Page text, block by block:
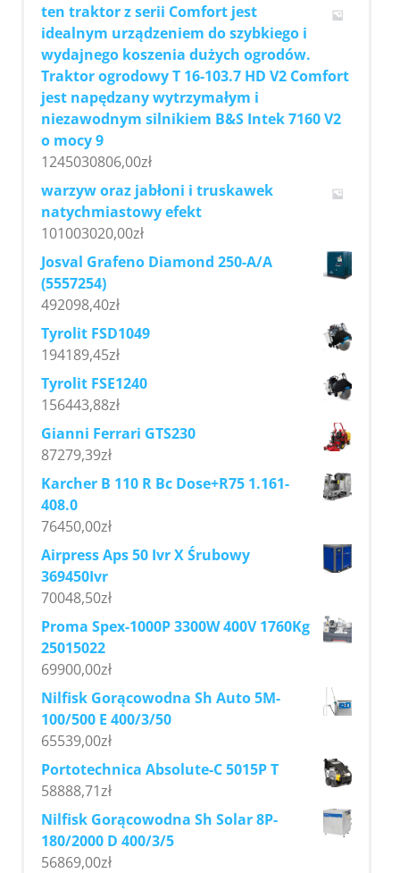
ten traktor z serii Comfort jest
idealnym urządzeniem do szybkiego i
wydajnego koszenia dużych ogrodów.
Traktor ogrodowy T 16-103.7 HD V2 Comfort
jest napędzany wytrzymałym i
niezawodnym silnikiem B&S Intek 7160 V2
o mocy 9
1245030806,00zł
warzyw oraz jabłoni i truskawek
natychmiastowy efekt
101003020,00zł
Josval Grafeno Diamond 250-A/A
(5557254)
492098,40zł
Tyrolit FSD1049
194189,45zł
Tyrolit FSE1240
156443,88zł
Gianni Ferrari GTS230
87279,39zł
Karcher B 110 R Bc Dose+R75 1.161-
408.0
76450,00zł
Airpress Aps 50 Ivr X Śrubowy
369450Ivr
70048,50zł
Proma Spex-1000P 3300W 400V 1760Kg
25015022
69900,00zł
Nilfisk Gorącowodna Sh Auto 5M-
100/500 E 400/3/50
65539,00zł
Portotechnica Absolute-C 5015P T
58888,71zł
Nilfisk Gorącowodna Sh Solar 8P-
180/2000 D 400/3/5
56869,00zł